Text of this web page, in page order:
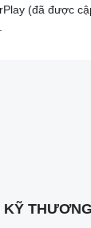
(đã được
KỸ